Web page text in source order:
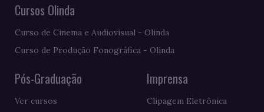
Cursos Olinda
Curso de Cinema e Audiovisual - Olinda
Curso de Produção Fonográfica - Olinda
Pós-Graduação
Ver cursos
Imprensa
Clipagem Eletrônica